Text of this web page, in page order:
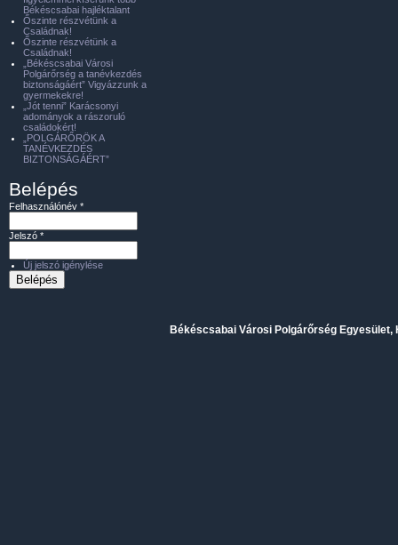
Békéscsabai hajléktalant
Őszinte részvétünk a
Családnak!
Őszinte részvétünk a
Családnak!
„Békéscsabai Városi
Polgárőrség a tanévkezdés
biztonságáért” Vigyázzunk a
gyermekekre!
„Jót tenni” Karácsonyi
adományok a rászoruló
családokért!
„POLGÁRŐRÖK A
TANÉVKEZDÉS
BIZTONSÁGÁÉRT”
Belépés
Felhasználónév *
Jelszó *
Új jelszó igénylése
Békéscsabai Városi Polgárőrség Egyesület,